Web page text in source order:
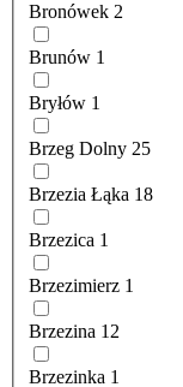
Bronówek 2
Brunów 1
Bryłów 1
Brzeg Dolny 25
Brzezia Łąka 18
Brzezica 1
Brzezimierz 1
Brzezina 12
Brzezinka 1